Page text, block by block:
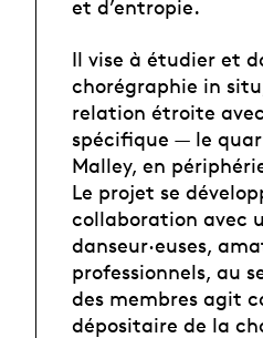
et d’entropie.
Il vise à étudier et
chorégraphie in
relation étroite
spécifique — le
Malley, en
Le projet se
collaboration avec
danseur·euses,
professionnels, au
des membres agit
dépositaire de la